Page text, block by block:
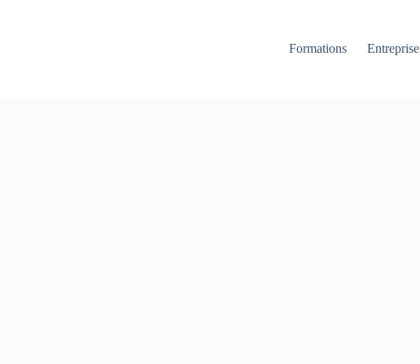
Formations
Entreprise